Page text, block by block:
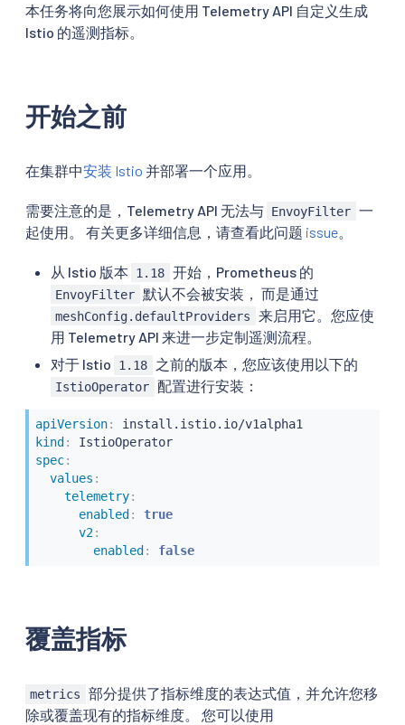
本任务将向您展示如何使用 Telemetry API 自定义生成
Istio 的遥测指标。
开始之前
在集群中安装 Istio 并部署一个应用。
需要注意的是，Telemetry API 无法与 EnvoyFilter 一
起使用。 有关更多详细信息，请查看此问题 issue
从 Istio 版本 1.18 开始，Prometheus 的
EnvoyFilter 默认不会被安装， 而是通过
meshConfig.defaultProviders
来启用它。您应使
用 Telemetry API 来进一步定制遥测流程。
对于 Istio
1.18 之前的版本，您应该使用以下的
IstioOperator 配置进行安装：
apiVersion:
install.istio.io/v1alpha1
kind :
IstioOperator
spec:
values :
telemetry:
enabled :
true
v2:
enabled : false
覆盖指标
metrics
部分提供了指标维度的表达式值，并允许您移
除或覆盖现有的指标维度。 您可以使用